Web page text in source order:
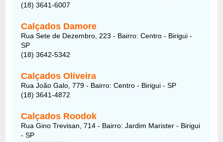
(18) 3641-6007
Calçados Damore
Rua Sete de Dezembro, 223 - Bairro: Centro - Birigui -
SP
(18) 3642-5342
Calçados Oliveira
Rua João Galo, 779 - Bairro: Centro - Birigui - SP
(18) 3641-4872
Calçados Roodok
Rua Gino Trevisan, 714 - Bairro: Jardim Marister - Birigui
- SP